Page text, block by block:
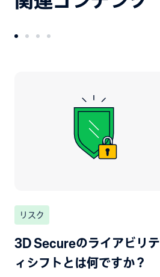
リスク
3D Secureのライアビリテ
ィシフトとは何ですか？